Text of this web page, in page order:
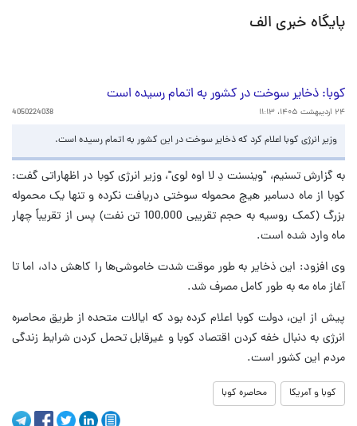
پایگاه خبری الف
کوبا: ذخایر سوخت در کشور به اتمام رسیده است
۲۴ اردیبهشت ۱۴۰۵، ۱۱:۱۳ 4050224038
وزیر انرژی کوبا اعلام کرد که ذخایر سوخت در این کشور به اتمام رسیده است.
به گزارش تسنیم، "وینسنت دِ لا اوه لوی"، وزیر انرژی کوبا در اظهاراتی گفت:
کوبا از ماه دسامبر هیچ محموله سوختی دریافت نکرده و تنها یک محموله
بزرگ (کمک روسیه به حجم تقریبی 100,000 تن نفت) پس از تقریباً چهار
ماه وارد شده است.
وی افزود: این ذخایر به طور موقت شدت خاموشی‌ها را کاهش داد، اما تا
آغاز ماه مه به طور کامل مصرف شد.
پیش از این، دولت کوبا اعلام کرده بود که ایالات متحده از طریق محاصره
انرژی به دنبال خفه کردن اقتصاد کوبا و غیرقابل تحمل کردن شرایط زندگی
مردم این کشور است.
کوبا و آمریکا محاصره کوبا